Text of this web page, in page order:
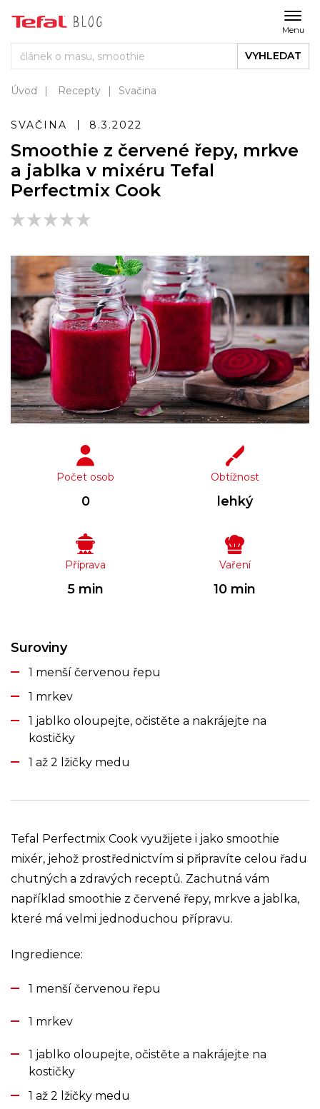
Menu
VYHLEDAT
Úvod Recepty Svačina
SVAČINA 8.3.2022
Smoothie z červené řepy, mrkve
a jablka v mixéru Tefal
Perfectmix Cook
Počet osob
0
Obtížnost
lehký
Příprava
5 min
Vaření
10 min
Suroviny
1 menší červenou řepu
1 mrkev
1 jablko oloupejte, očistěte a nakrájejte na
kostičky
1 až 2 lžičky medu
Tefal Perfectmix Cook využijete i jako smoothie
mixér, jehož prostřednictvím si připravíte celou řadu
chutných a zdravých receptů. Zachutná vám
například smoothie z červené řepy, mrkve a jablka,
které má velmi jednoduchou přípravu.
Ingredience:
1 menší červenou řepu
1 mrkev
1 jablko oloupejte, očistěte a nakrájejte na
kostičky
1 až 2 lžičky medu